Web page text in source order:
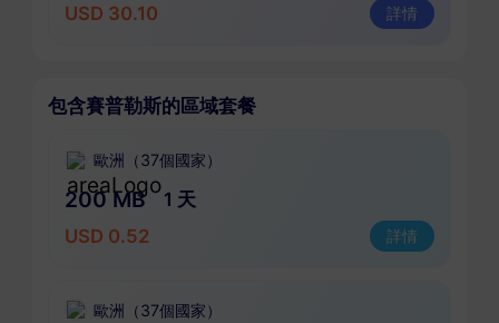
USD 30.10
詳情
包含賽普勒斯的區域套餐
歐洲（37個國家）
200 MB
1 天
USD 0.52
詳情
歐洲（37個國家）